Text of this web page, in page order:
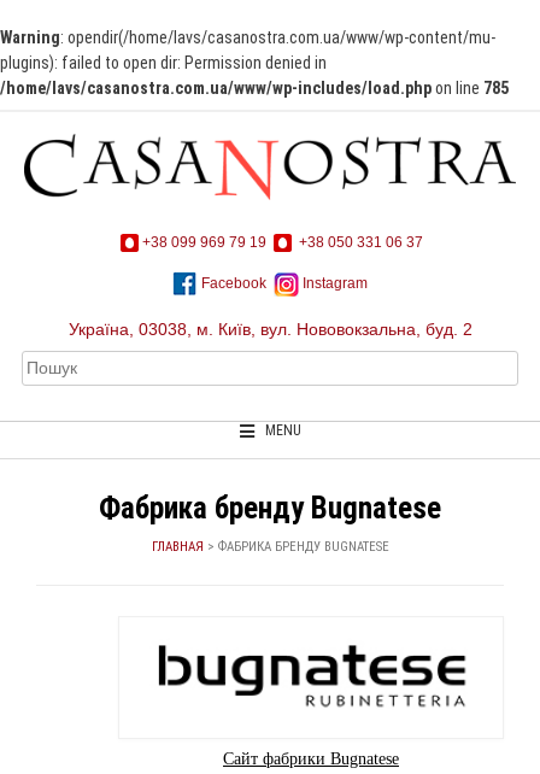
Warning: opendir(/home/lavs/casanostra.com.ua/www/wp-content/mu-
plugins): failed to open dir: Permission denied in
/home/lavs/casanostra.com.ua/www/wp-includes/load.phpon line 785
+38 099 969 79 19 +38 050 331 06 37
Facebook Instagram
Україна, 03038, м. Київ, вул. Нововокзальна, буд. 2
MENU
Фабрика бренду Bugnatese
ГЛАВНАЯ > ФАБРИКА БРЕНДУ BUGNATESE
Сайт фабрики Bugnatese